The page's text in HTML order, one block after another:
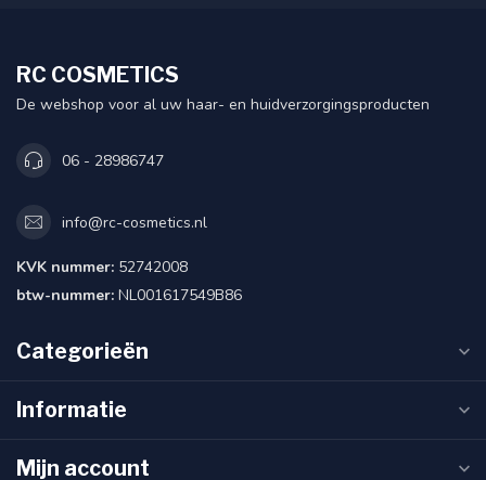
RC COSMETICS
De webshop voor al uw haar- en huidverzorgingsproducten
06 - 28986747
info@rc-cosmetics.nl
KVK nummer: 52742008
btw-nummer: NL001617549B86
Categorieën
Informatie
Mijn account